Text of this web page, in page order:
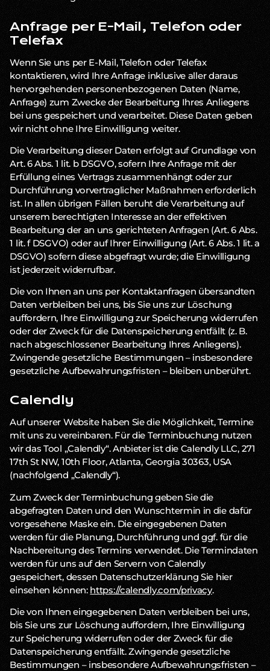
Anfrage per E-Mail, Telefon oder
Telefax
Wenn Sie uns per E-Mail, Telefon oder Telefax
kontaktieren, wird Ihre Anfrage inklusive aller daraus
hervorgehenden personenbezogenen Daten (Name,
Anfrage) zum Zwecke der Bearbeitung Ihres Anliegens
bei uns gespeichert und verarbeitet. Diese Daten geben
wir nicht ohne Ihre Einwilligung weiter.
Die Verarbeitung dieser Daten erfolgt auf Grundlage von
Art. 6 Abs. 1 lit. b DSGVO, sofern Ihre Anfrage mit der
Erfüllung eines Vertrags zusammenhängt oder zur
Durchführung vorvertraglicher Maßnahmen erforderlich
ist. In allen übrigen Fällen beruht die Verarbeitung auf
unserem berechtigten Interesse an der effektiven
Bearbeitung der an uns gerichteten Anfragen (Art. 6 Abs.
1 lit. f DSGVO) oder auf Ihrer Einwilligung (Art. 6 Abs. 1 lit. a
DSGVO) sofern diese abgefragt wurde; die Einwilligung
ist jederzeit widerrufbar.
Die von Ihnen an uns per Kontaktanfragen übersandten
Daten verbleiben bei uns, bis Sie uns zur Löschung
auffordern, Ihre Einwilligung zur Speicherung widerrufen
oder der Zweck für die Datenspeicherung entfällt (z. B.
nach abgeschlossener Bearbeitung Ihres Anliegens).
Zwingende gesetzliche Bestimmungen – insbesondere
gesetzliche Aufbewahrungsfristen – bleiben unberührt.
Calendly
Auf unserer Website haben Sie die Möglichkeit, Termine
mit uns zu vereinbaren. Für die Terminbuchung nutzen
wir das Tool „Calendly“. Anbieter ist die Calendly LLC, 271
17th St NW, 10th Floor, Atlanta, Georgia 30363, USA
(nachfolgend „Calendly“).
Zum Zweck der Terminbuchung geben Sie die
abgefragten Daten und den Wunschtermin in die dafür
vorgesehene Maske ein. Die eingegebenen Daten
werden für die Planung, Durchführung und ggf. für die
Nachbereitung des Termins verwendet. Die Termindaten
werden für uns auf den Servern von Calendly
gespeichert, dessen Datenschutzerklärung Sie hier
einsehen können: https://calendly.com/privacy.
Die von Ihnen eingegebenen Daten verbleiben bei uns,
bis Sie uns zur Löschung auffordern, Ihre Einwilligung
zur Speicherung widerrufen oder der Zweck für die
Datenspeicherung entfällt. Zwingende gesetzliche
Bestimmungen – insbesondere Aufbewahrungsfristen –